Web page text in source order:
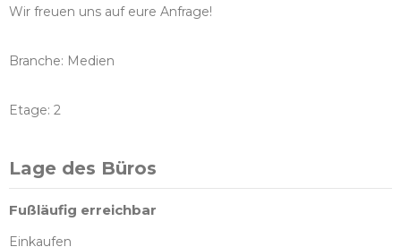
Wir freuen uns auf eure Anfrage!
Branche: Medien
Etage: 2
Lage des Büros
Fußläufig erreichbar
Einkaufen